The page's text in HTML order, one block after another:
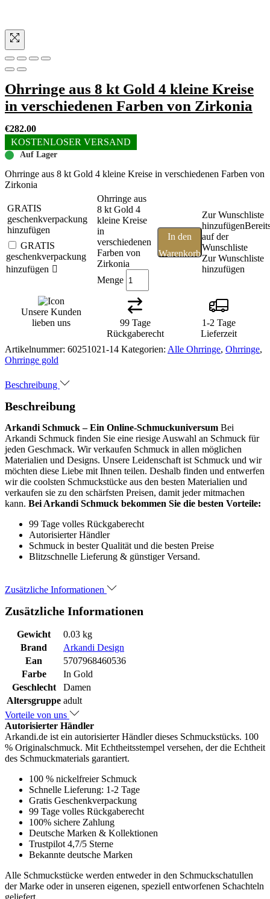
Ohrringe aus 8 kt Gold 4 kleine Kreise
in verschiedenen Farben von Zirkonia
€282.00
KOSTENLOSER VERSAND
Auf Lager
Ohrringe aus 8 kt Gold 4 kleine Kreise in verschiedenen Farben von
Zirkonia
GRATIS
geschenkverpackung
hinzufügen
GRATIS
geschenkverpackung
hinzufügen
Ohrringe aus
8 kt Gold 4
kleine Kreise
in
verschiedenen
Farben von
Zirkonia
Menge
In den
Warenkorb
Zur Wunschliste
hinzufügen
auf der
Wunschliste
Zur Wunschliste
hinzufügen
Unsere Kunden
lieben uns
99 Tage
Rückgaberecht
1-2 Tage
Lieferzeit
Artikelnummer: 60251021-14 Kategorien: Alle Ohrringe, Ohrringe,
Ohrringe gold
Beschreibung
Beschreibung
Arkandi Schmuck – Ein Online-Schmuckuniversum Bei
Arkandi Schmuck finden Sie eine riesige Auswahl an Schmuck für
jeden Geschmack. Wir verkaufen Schmuck in allen möglichen
Materialien und Designs. Unsere Leidenschaft ist Schmuck und wir
möchten diese Liebe mit Ihnen teilen. Deshalb finden und entwerfen
wir die coolsten Schmuckstücke aus den besten Materialien und
verkaufen sie zu den schärfsten Preisen, damit jeder mitmachen
kann. Bei Arkandi Schmuck bekommen Sie die besten Vorteile:
99 Tage volles Rückgaberecht
Autorisierter Händler
Schmuck in bester Qualität und die besten Preise
Blitzschnelle Lieferung & günstiger Versand.
Zusätzliche Informationen
Zusätzliche Informationen
Gewicht
0.03 kg
Brand
Arkandi Design
Ean
5707968460536
Farbe
In Gold
Geschlecht
Damen
Altersgruppe adult
Vorteile von uns
Autorisierter Händler
Arkandi.de ist ein autorisierter Händler dieses Schmuckstücks. 100
% Originalschmuck. Mit Echtheitsstempel versehen, der die Echtheit
des Schmuckmaterials garantiert.
100 % nickelfreier Schmuck
Schnelle Lieferung: 1-2 Tage
Gratis Geschenkverpackung
99 Tage volles Rückgaberecht
100% sichere Zahlung
Deutsche Marken & Kollektionen
Trustpilot 4,7/5 Sterne
Bekannte deutsche Marken
Alle Schmuckstücke werden entweder in den Schmuckschatullen
der Marke oder in unseren eigenen, speziell entworfenen Schachteln
geliefert.